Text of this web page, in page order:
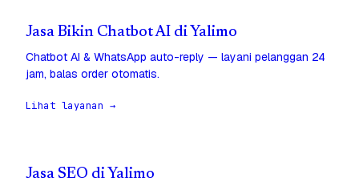
Jasa Bikin Chatbot AI di Yalimo
Chatbot AI & WhatsApp auto-reply — layani pelanggan 24
jam, balas order otomatis.
Lihat layanan →
Jasa SEO di Yalimo